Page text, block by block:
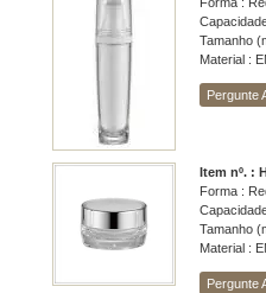
Tamanho
Material :
Pergunte
Item nº. :
Forma :
Tamanho
Material :
Pergunte